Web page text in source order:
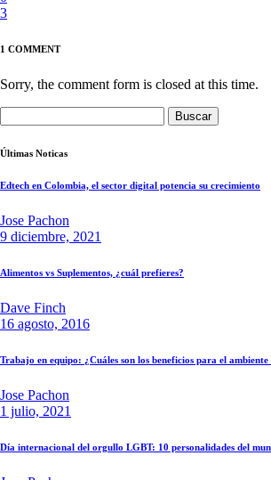
3
1 COMMENT
Sorry, the comment form is closed at this time.
Últimas Noticas
Edtech en Colombia, el sector digital potencia su crecimiento
Jose Pachon
9 diciembre, 2021
Alimentos vs Suplementos, ¿cuál prefieres?
Dave Finch
16 agosto, 2016
Trabajo en equipo: ¿Cuáles son los beneficios para el
Jose Pachon
1 julio, 2021
Día internacional del orgullo LGBT: 10 personalidades del